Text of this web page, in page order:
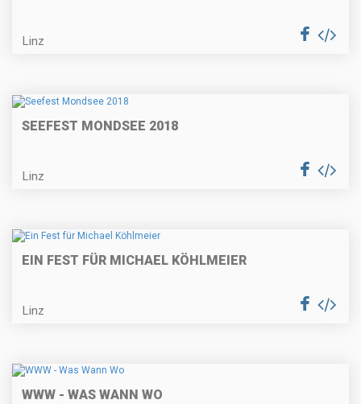
Linz
SEEFEST MONDSEE 2018
Linz
EIN FEST FÜR MICHAEL KÖHLMEIER
Linz
WWW - WAS WANN WO